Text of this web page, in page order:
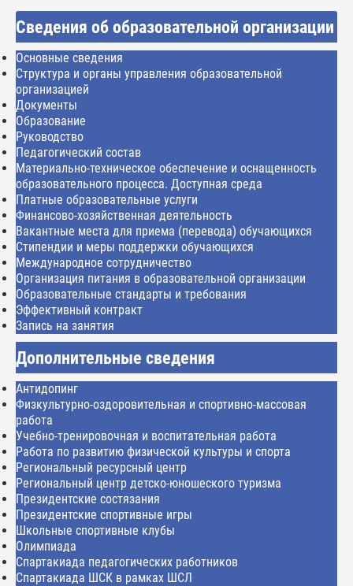
Сведения об образовательной организации
Основные сведения
Структура и органы управления образовательной
организацией
Документы
Образование
Руководство
Педагогический состав
Материально-техническое обеспечение и оснащенность
образовательного процесса. Доступная среда
Платные образовательные услуги
Финансово-хозяйственная деятельность
Вакантные места для приема (перевода) обучающихся
Стипендии и меры поддержки обучающихся
Международное сотрудничество
Организация питания в образовательной организации
Образовательные стандарты и требования
Эффективный контракт
Запись на занятия
Дополнительные сведения
Антидопинг
Физкультурно-оздоровительная и спортивно-массовая
работа
Учебно-тренировочная и воспитательная работа
Работа по развитию физической культуры и спорта
Региональный ресурсный центр
Региональный центр детско-юношеского туризма
Президентские состязания
Президентские спортивные игры
Школьные спортивные клубы
Олимпиада
Спартакиада педагогических работников
Спартакиада ШСК в рамках ШСЛ